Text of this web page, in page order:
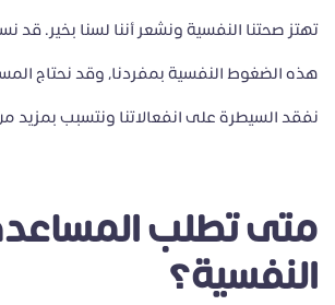
تهتز صحتنا النفسية ونشعر أننا لسنا بخير. قد
هذه الضغوط النفسية بمفردنا، وقد نحتاج
نفقد السيطرة على انفعالاتنا ونتسبب بمزيد
متى تطلب
النفسية؟